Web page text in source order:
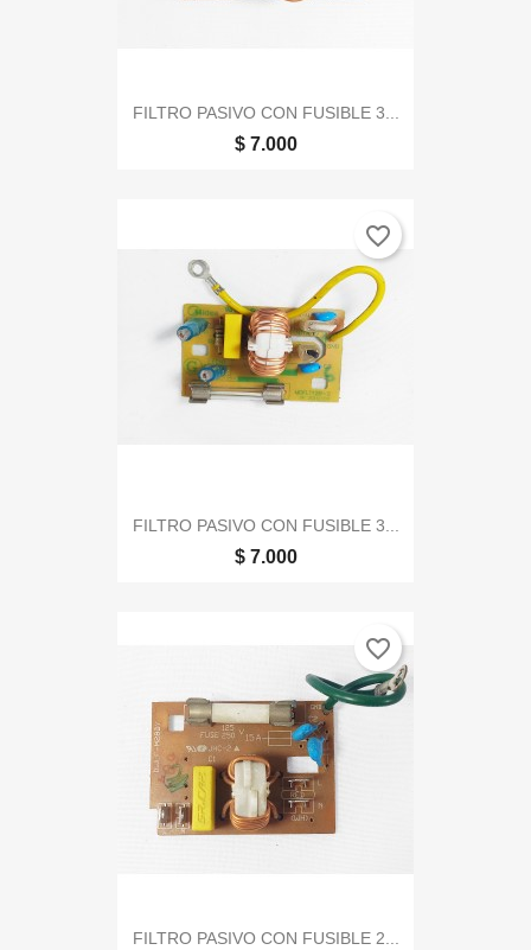
FILTRO PASIVO CON FUSIBLE 3...
$ 7.000
FILTRO PASIVO CON FUSIBLE 3...
$ 7.000
favorite_border
FILTRO PASIVO CON FUSIBLE 2...
favorite_border